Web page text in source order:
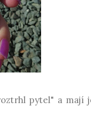
pytel" a mají